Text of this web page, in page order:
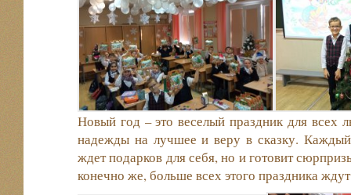
Новый год – это веселый праздник для всех
надежды на лучшее и веру в сказку.
ждет подарков для себя, но и готовит
конечно же, больше всех этого праздника